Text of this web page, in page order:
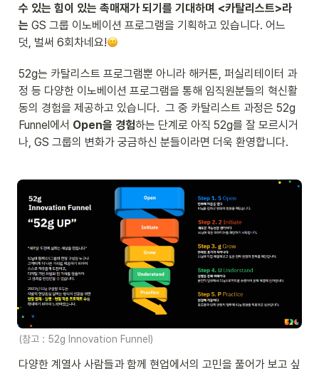
수 있는 힘이 있는 촉매재가 되기를 기대하며 <카탈리스트>라
는 GS 그룹 이노베이션 프로그램을 기획하고 있습니다. 어느
덧, 벌써 6회차네요!
52g는 카탈리스트 프로그램뿐 아니라 해커톤, 퍼실리테이터 과
정 등 다양한 이노베이션 프로그램을 통해 임직원분들의 혁신활
동의 경험을 제공하고 있습니다.  그 중 카탈리스트 과정은 52g
Funnel에서 Open을 경험하는 단계로 아직 52g를 잘 모르시거
나, GS 그룹의 변화가 궁금하신 분들이라면 더욱 환영합니다.
(참고 : 52g Innovation Funnel)
다양한 계열사 사람들과 함께 현업에서의 고민을 풀어가 보고 싶